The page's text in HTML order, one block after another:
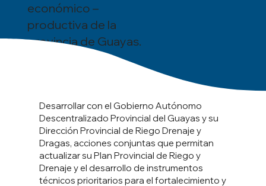
económico –
productiva de la
provincia de Guayas.
Desarrollar con el Gobierno Autónomo
Descentralizado Provincial del Guayas y su
Dirección Provincial de Riego Drenaje y
Dragas, acciones conjuntas que permitan
actualizar su Plan Provincial de Riego y
Drenaje y el desarrollo de instrumentos
técnicos prioritarios para el fortalecimiento y